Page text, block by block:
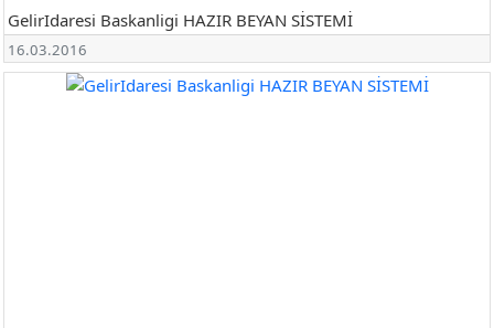
GelirIdaresi Baskanligi HAZIR BEYAN SİSTEMİ
16.03.2016